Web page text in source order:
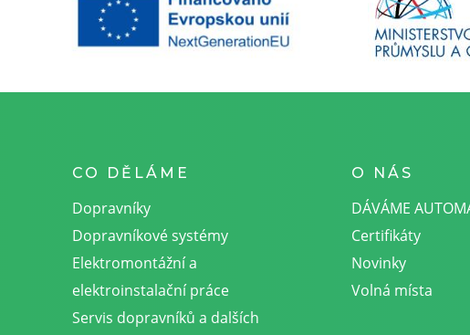
CO DĚLÁME
Dopravníky
Dopravníkové systémy
Elektromontážní a
elektroinstalační práce
Servis dopravníků a dalších
O NÁS
DÁVÁME
Certifikáty
Novinky
Volná místa